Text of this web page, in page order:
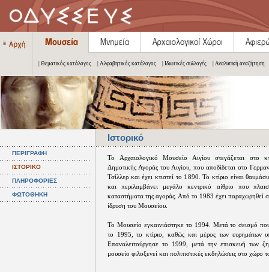
| Θεματικός κατάλογος | Αλφαβητικός κατάλογος | Ιδιωτικές συλλογές | Αναλυτική αναζήτηση
Ιστορικό
ΠΕΡΙΓΡΑΦΗ
ΙΣΤΟΡΙΚΟ
ΠΛΗΡΟΦΟΡΙΕΣ
ΦΩΤΟΘΗΚΗ
Το Αρχαιολογικό Μουσείο Αιγίου στεγάζεται στο
Δημοτικής Αγοράς του Αιγίου, που αποδίδεται στο
Τσίλλερ και έχει κτιστεί το 1890. Το κτίριο είναι
και περιλαμβάνει μεγάλο κεντρικό αίθριο που
καταστήματα της αγοράς. Από το 1983 έχει
ίδρυση του Μουσείου.
Το Μουσείο εγκαινιάστηκε το 1994. Μετά το σεισμό
το 1995, το κτίριο, καθώς και μέρος των ευρημάτων
Επαναλειτούργησε το 1999, μετά την επισκευή των
μουσείο φιλοξενεί και πολιτιστικές εκδηλώσεις στο χώρο